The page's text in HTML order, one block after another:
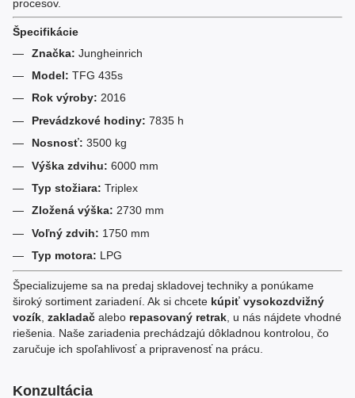
procesov.
Špecifikácie
Značka: Jungheinrich
Model: TFG 435s
Rok výroby: 2016
Prevádzkové hodiny: 7835 h
Nosnosť: 3500 kg
Výška zdvihu: 6000 mm
Typ stožiara: Triplex
Zložená výška: 2730 mm
Voľný zdvih: 1750 mm
Typ motora: LPG
Špecializujeme sa na predaj skladovej techniky a ponúkame
široký sortiment zariadení. Ak si chcete kúpiť vysokozdvižný
vozík zakladač alebo repasovaný retrak , u nás nájdete vhodné
riešenia. Naše zariadenia prechádzajú dôkladnou kontrolou, čo
zaručuje ich spoľahlivosť a pripravenosť na prácu.
Konzultácia